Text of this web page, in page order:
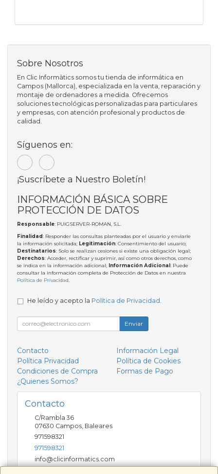
Sobre Nosotros
En Clic Informàtics somos tu tienda de informática en
Campos (Mallorca), especializada en la venta, reparación y
montaje de ordenadores a medida. Ofrecemos
soluciones tecnológicas personalizadas para particulares
y empresas, con atención profesional y productos de
calidad.
Síguenos en:
¡Suscríbete a Nuestro Boletín!
INFORMACIÓN BÁSICA SOBRE
PROTECCIÓN DE DATOS
Responsable: PUIGSERVER-ROMAN, S.L.
Finalidad: Responder las consultas planteadas por el usuario y enviarle
la información solicitada; Legitimación: Consentimiento del usuario;
Destinatarios: Solo se realizan cesiones si existe una obligación legal;
Derechos: Acceder, rectificar y suprimir, así como otros derechos, como
se indica en la información adicional; Información Adicional: Puede
consultar la información completa de Protección de Datos en nuestra
Política de Privacidad.
He leído y acepto la Política de Privacidad
Enviar
Contacto
Información Legal
Política Privacidad
Política de Cookies
Condiciones de Compra
Formas de Pago
¿Quienes Somos?
Contacto
C/Rambla 36
07630 Campos Baleares
971598321
971598321
info@clicinformatics.com